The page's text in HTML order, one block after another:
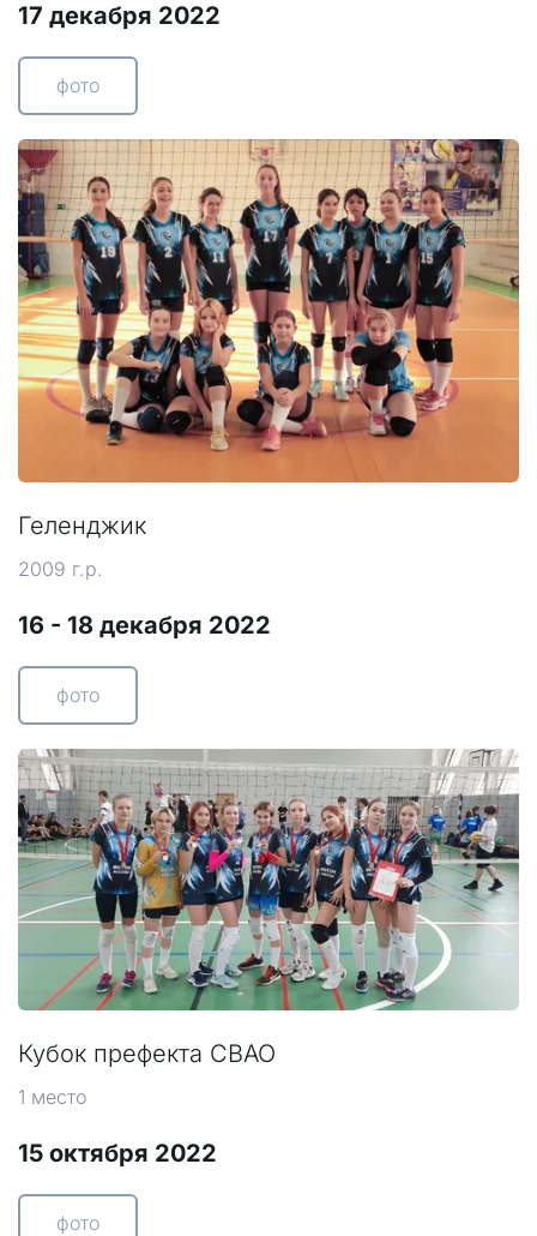
17 декабря 2022
фото
Геленджик
2009 г.р.
16 - 18 декабря 2022
фото
Кубок префекта СВАО
1 место
15 октября 2022
фото